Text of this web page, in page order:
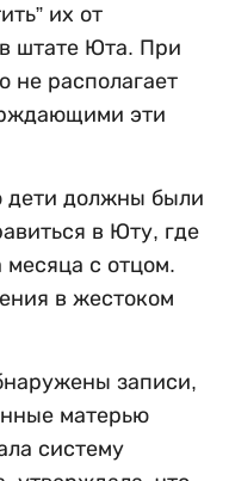
их от
штате Юта. При
не располагает
эти
дети должны были
в Юту, где
месяца с отцом.
в жестоком
записи,
матерью
систему